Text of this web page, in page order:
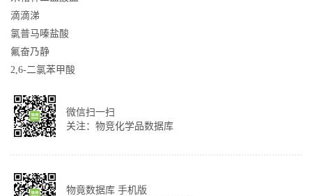
滴滴涕
氯普马嗪盐酸
氟奋乃静
2,6-二氯苯甲酸
微信扫一扫
关注：物竞化学品数据库
物竟数据库 手机版